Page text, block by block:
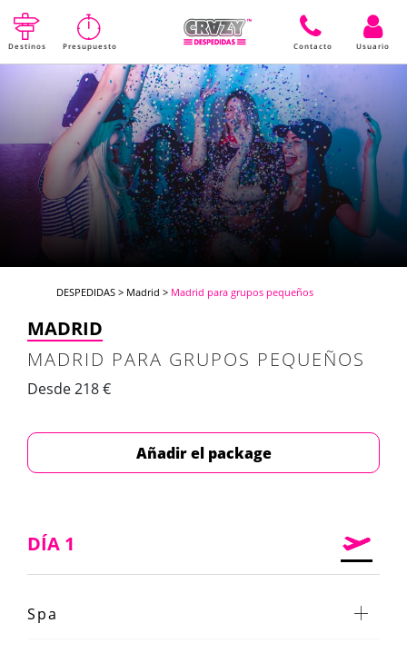
Destinos Presupuesto Contacto Usuario
DESPEDIDAS > Madrid > Madrid para grupos pequeños
MADRID
MADRID PARA GRUPOS PEQUEÑOS
Desde 218 €
Añadir el package
DÍA 1
Spa